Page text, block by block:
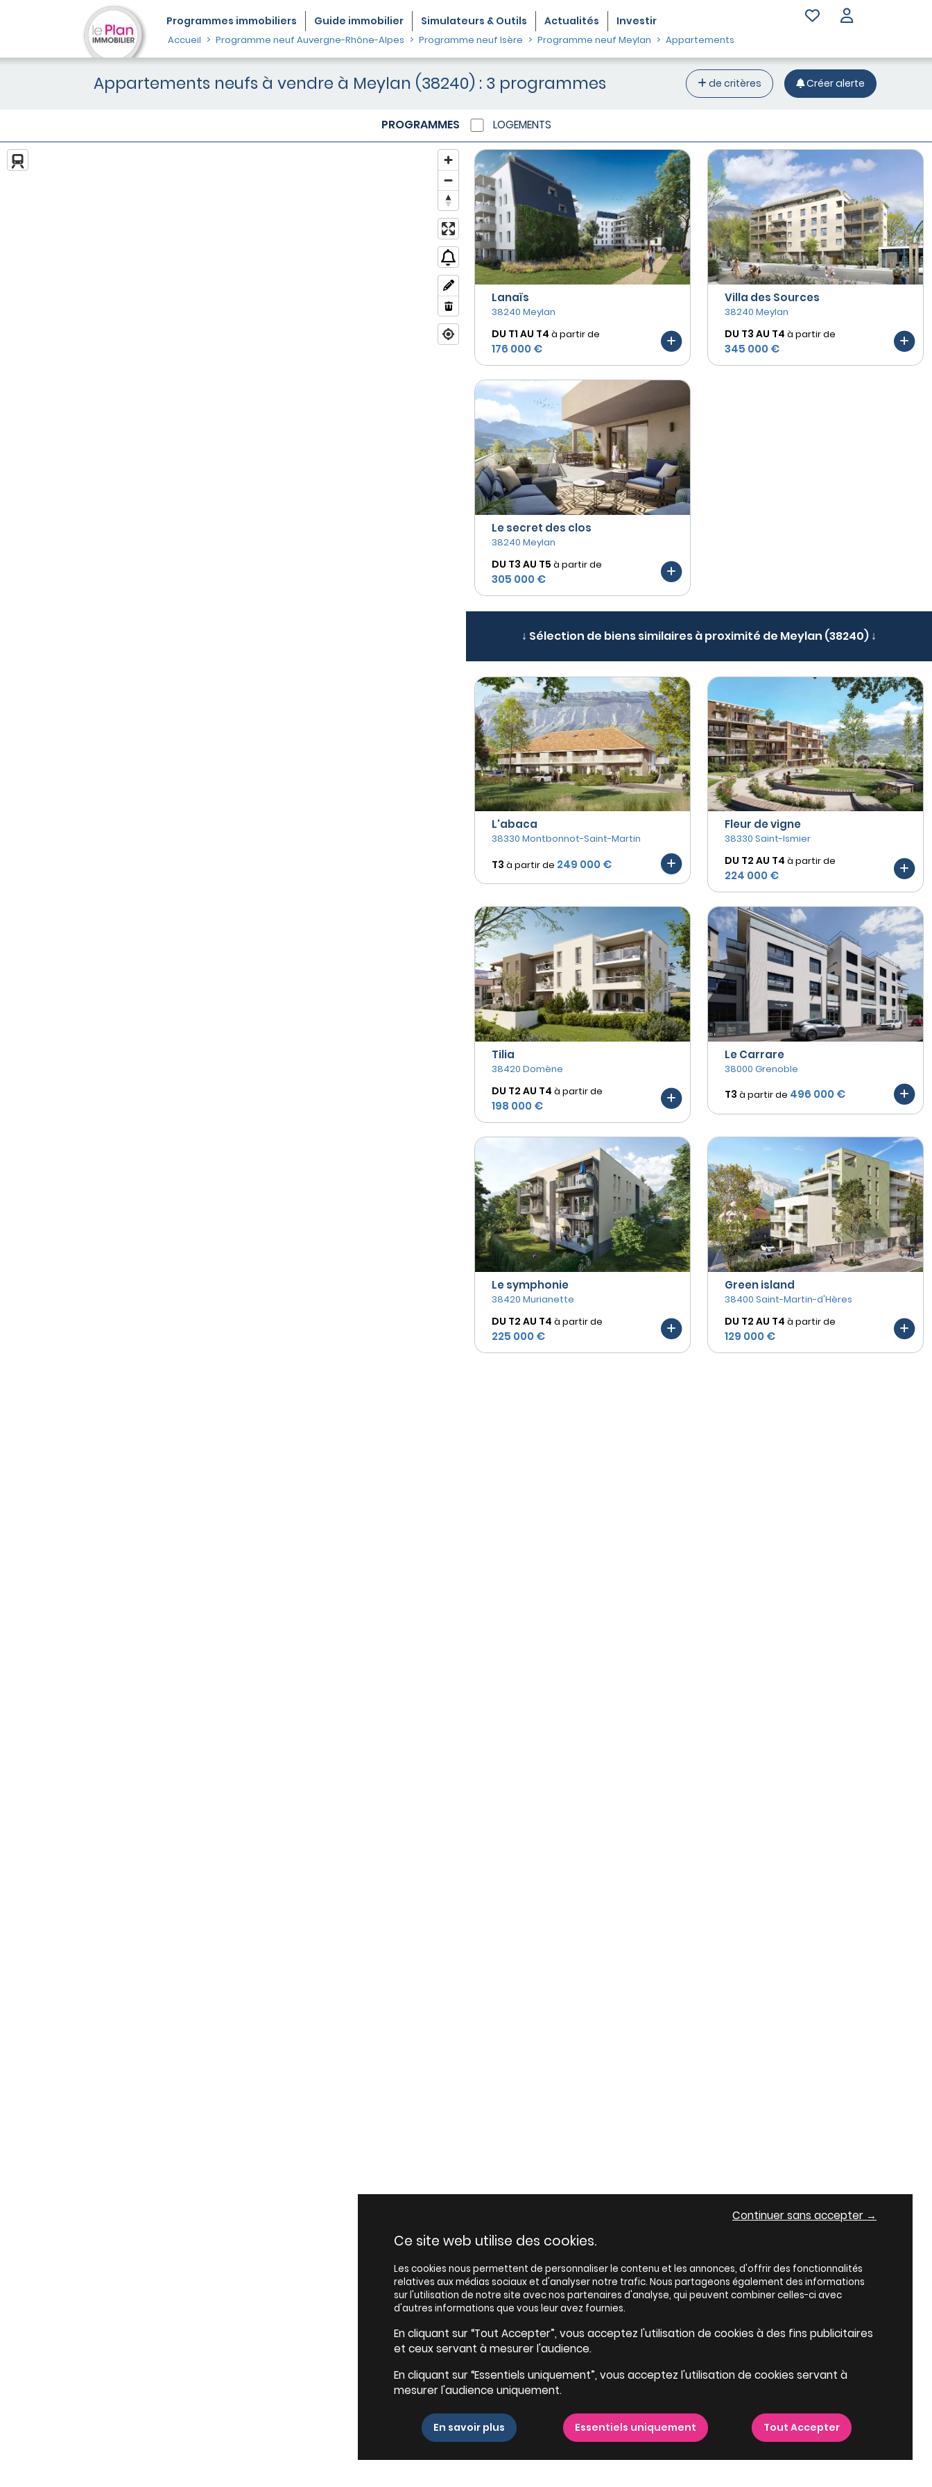
Programmes immobiliers Guide immobilier Simulateurs & Outils Actualités Investir
Accueil Programme neuf Auvergne-Rhône-Alpes Programme neuf Isère Programme neuf Meylan Appartements
Appartements neufs à vendre à Meylan (38240) : 3 programmes de critères Créer alerte
PROGRAMMES LOGEMENTS
Lanaïs
38240 Meylan
DU T1 AU T4 à partir de
176 000 €
Villa des Sources
38240 Meylan
DU T3 AU T4 à partir de
345 000 €
Le secret des clos
38240 Meylan
DU T3 AU T5 à partir de
305 000 €
↓ Sélection de biens similaires à proximité de Meylan (38240) ↓
L'abaca
38330 Montbonnot-Saint-Martin
T3 à partir de 249 000 €
Fleur de vigne
38330 Saint-Ismier
DU T2 AU T4 à partir de
224 000 €
Tilia
38420 Domène
DU T2 AU T4 à partir de
198 000 €
Le Carrare
38000 Grenoble
T3 à partir de 496 000 €
Le symphonie
38420 Murianette
DU T2 AU T4 à partir de
225 000 €
Green island
38400 Saint-Martin-d'Hères
DU T2 AU T4 à partir de
129 000 €
Continuer sans accepter →
Ce site web utilise des cookies.
Les cookies nous permettent de personnaliser le contenu et les annonces, d'offrir des fonctionnalités
relatives aux médias sociaux et d'analyser notre trafic. Nous partageons également des informations
sur l'utilisation de notre site avec nos partenaires d'analyse, qui peuvent combiner celles-ci avec
d'autres informations que vous leur avez fournies.
En cliquant sur “Tout Accepter”, vous acceptez l'utilisation de cookies à des fins publicitaires
et ceux servant à mesurer l'audience.
En cliquant sur “Essentiels uniquement”, vous acceptez l'utilisation de cookies servant à
mesurer l'audience uniquement.
En savoir plus Essentiels uniquement Tout Accepter